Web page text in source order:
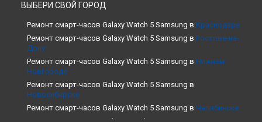
ВЫБЕРИ СВОЙ ГОРОД
Ремонт смарт-часов Galaxy Watch 5 Samsung в Краснодаре
Ремонт смарт-часов Galaxy Watch 5 Samsung в Ростове-на-
Дону
Ремонт смарт-часов Galaxy Watch 5 Samsung в Нижнем
Новгороде
Ремонт смарт-часов Galaxy Watch 5 Samsung в
Новосибирске
Ремонт смарт-часов Galaxy Watch 5 Samsung в Челябинске